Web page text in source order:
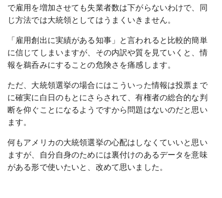
で雇用を増加させても失業者数は下がらないわけで、同
じ方法では大統領としてはうまくいきません。
「雇用創出に実績がある知事」と言われると比較的簡単
に信じてしまいますが、その内訳や質を見ていくと、情
報を鵜呑みにすることの危険さを痛感します。
ただ、大統領選挙の場合にはこういった情報は投票まで
に確実に白日のもとにさらされて、有権者の総合的な判
断を仰ぐことになるようですから問題はないのだと思い
ます。
何もアメリカの大統領選挙の心配はしなくていいと思い
ますが、自分自身のためには裏付けのあるデータを意味
がある形で使いたいと、改めて思いました。